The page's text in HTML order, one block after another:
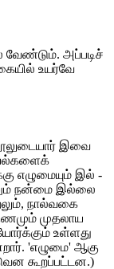
வேண்டும். அப்படிச்
உயர்வே
இவை
எழுமையும் இல் -
நன்மை இல்லை
நால்வகை
முதலாய
உள்ளது
'எழுமை' ஆகு
கூறப்பட்டன.)